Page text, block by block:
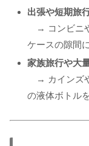
出張や短期旅
→ コンビニ
ケースの隙間
家族旅行や大
→ カインズ
の液体ボトル